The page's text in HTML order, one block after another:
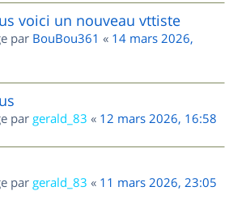
voici un nouveau vttiste
par BouBou361 « 14 mars 2026,
par gerald_83 « 12 mars 2026, 16:58
par gerald_83 « 11 mars 2026, 23:05